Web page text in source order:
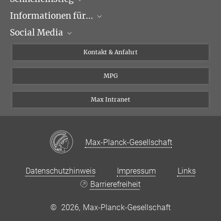
Dr. Jürgen Cox
Gruppenleiter
cox@...
Am Klopferspitz 18,
Forschungsgruppen
Veranstaltungen
Informationen für...
Journalisten
Doktoranden
Social Media
Linked in
Kontakt & Anfahrt
MPG
Max Intranet
Max-Planck-Gesellschaft
Datenschutzhinweis Impressum
Links
Barrierefreiheit
© 2026, Max-Planck-Gesellschaft